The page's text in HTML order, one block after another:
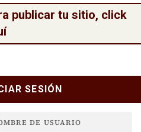
publicar tu sitio, click
SESIÓN